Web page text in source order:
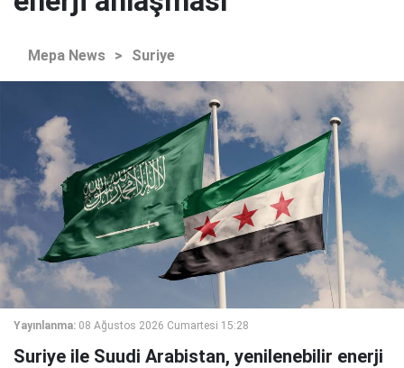
Mepa News > Suriye
Yayınlanma: 08 Ağustos 2026 Cumartesi 15:28
Suriye ile Suudi Arabistan, yenilenebilir enerji